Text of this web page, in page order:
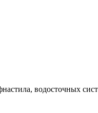
водосточных